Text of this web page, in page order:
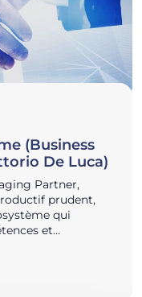
(Business
De Luca)
Partner,
prudent,
qui
et…